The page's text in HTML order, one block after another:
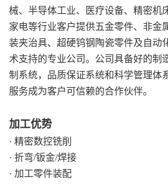
械、半导体工业、医疗设备、精密机
家电等行业客户提供五金零件、非金
装夹治具、超硬钨钢陶瓷零件及自动
术支持的专业公司。公司具备好的制
制系统，品质保证系统和科学管理体
服务成为客户可信赖的合作伙伴。
加工优势
· 精密数控铣削
· 折弯/钣金/焊接
· 加工零件装配